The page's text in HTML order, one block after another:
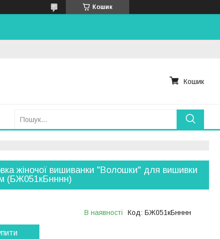
Кошик
Кошик
жіночої вишиванки "Волошки" для вишивки
(БЖ051кБнннн)
В наявності Код: БЖ051кБнннн